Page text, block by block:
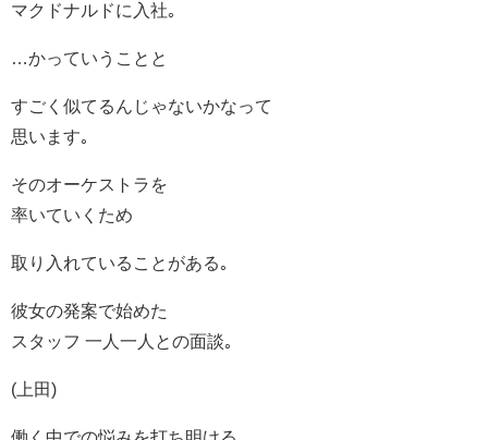
マクドナルドに入社｡
…かっていうことと
すごく似てるんじゃないかなって
思います｡
そのオーケストラを
率いていくため
取り入れていることがある｡
彼女の発案で始めた
スタッフ 一人一人との面談｡
(上田)